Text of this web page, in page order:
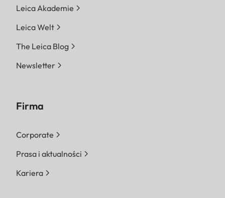
Leica Akademie
Leica Welt
The Leica Blog
Newsletter
Firma
Corporate
Prasa i aktualności
Kariera